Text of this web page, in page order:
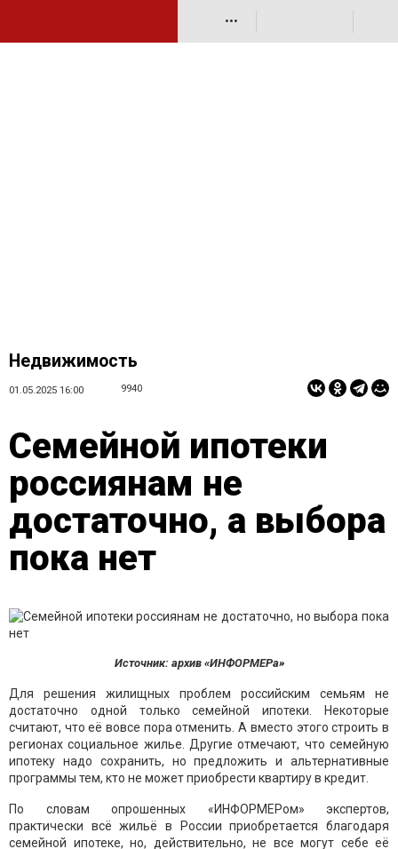
•••
Недвижимость
01.05.2025 16:00 9940
Семейной ипотеки
россиянам не
достаточно, а выбора
пока нет
Источник: архив «ИНФОРМЕРа»
Для решения жилищных проблем российским семьям не
достаточно одной только семейной ипотеки. Некоторые
считают, что её вовсе пора отменить. А вместо этого строить в
регионах социальное жилье. Другие отмечают, что семейную
ипотеку надо сохранить, но предложить и альтернативные
программы тем, кто не может приобрести квартиру в кредит.
По словам опрошенных «ИНФОРМЕРом» экспертов,
практически всё жильё в России приобретается благодаря
семейной ипотеке, но, действительно, не все могут себе её